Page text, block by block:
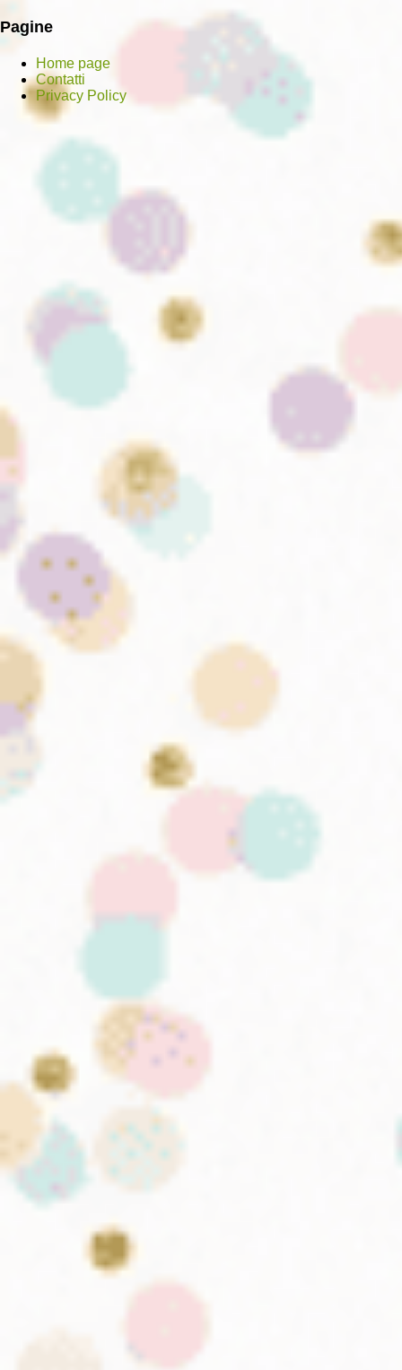
Pagine
Home page
Contatti
Privacy Policy